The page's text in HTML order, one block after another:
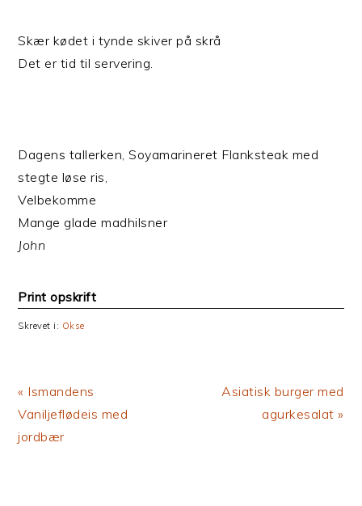
Skær kødet i tynde skiver på skrå
Det er tid til servering.
Dagens tallerken, Soyamarineret Flanksteak med
stegte løse ris,
Velbekomme
Mange glade madhilsner
John
Print opskrift
Skrevet i: Okse
Previous
Post:
« Ismandens
Vaniljeflødeis med
jordbær
Next
Asiatisk burger med
agurkesalat »